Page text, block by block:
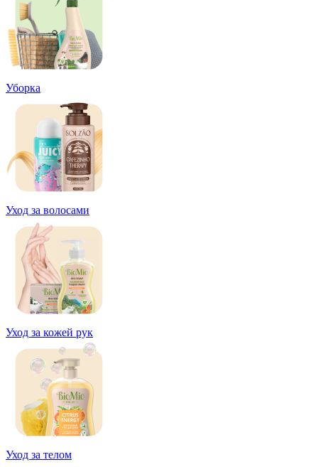
Уборка
Уход за волосами
Уход за кожей рук
Уход за телом